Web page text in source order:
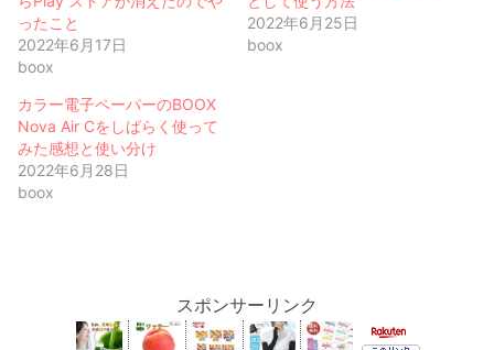
ったこと
2022年6月17日
boox
2022年6月25日
boox
カラー電子ペーパーのBOOX
Nova Air Cをしばらく使って
みた感想と使い分け
2022年6月28日
boox
スポンサーリンク